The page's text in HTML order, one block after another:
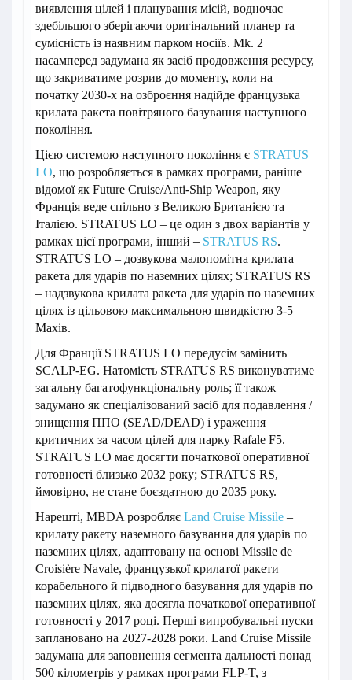
виявлення цілей і планування місій, водночас
здебільшого зберігаючи оригінальний планер та
сумісність із наявним парком носіїв. Mk. 2
насамперед задумана як засіб продовження ресурсу,
що закриватиме розрив до моменту, коли на
початку 2030-х на озброєння надійде французька
крилата ракета повітряного базування наступного
покоління.
Цією системою наступного покоління є STRATUS
LO, що розробляється в рамках програми, раніше
відомої як Future Cruise/Anti-Ship Weapon, яку
Франція веде спільно з Великою Британією та
Італією. STRATUS LO – це один з двох варіантів у
рамках цієї програми, інший – STRATUS RS.
STRATUS LO – дозвукова малопомітна крилата
ракета для ударів по наземних цілях; STRATUS RS
– надзвукова крилата ракета для ударів по наземних
цілях із цільовою максимальною швидкістю 3-5
Махів.
Для Франції STRATUS LO передусім замінить
SCALP-EG. Натомість STRATUS RS виконуватиме
загальну багатофункціональну роль; її також
задумано як спеціалізований засіб для подавлення /
знищення ППО (SEAD/DEAD) і ураження
критичних за часом цілей для парку Rafale F5.
STRATUS LO має досягти початкової оперативної
готовності близько 2032 року; STRATUS RS,
ймовірно, не стане боєздатною до 2035 року.
Нарешті, MBDA розробляє Land Cruise Missile –
крилату ракету наземного базування для ударів по
наземних цілях, адаптовану на основі Missile de
Croisière Navale, французької крилатої ракети
корабельного й підводного базування для ударів по
наземних цілях, яка досягла початкової оперативної
готовності у 2017 році. Перші випробувальні пуски
заплановано на 2027-2028 роки. Land Cruise Missile
задумана для заповнення сегмента дальності понад
500 кілометрів у рамках програми FLP-T, з